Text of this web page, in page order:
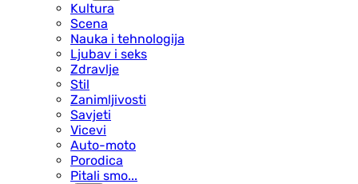
Kultura
Scena
Nauka i tehnologija
Ljubav i seks
Zdravlje
Stil
Zanimljivosti
Savjeti
Vicevi
Auto-moto
Porodica
Pitali smo...